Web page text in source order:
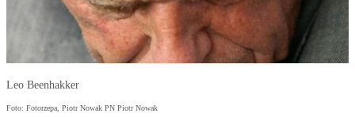
Leo Beenhakker
Foto: Fotorzepa, Piotr Nowak PN Piotr Nowak